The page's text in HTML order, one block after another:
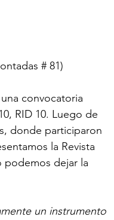
# 81)
convocatoria
RID 10. Luego de
donde participaron
la Revista
podemos dejar la
un instrumento